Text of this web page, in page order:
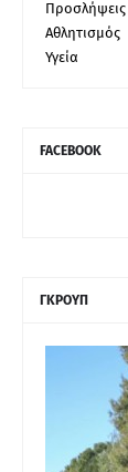
Προσλήψεις
Αθλητισμός
Υγεία
FACEBOOK
ΓΚΡΟΥΠ